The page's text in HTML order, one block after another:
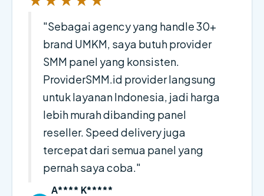
"Sebagai agency yang handle 30+
brand UMKM, saya butuh provider
SMM panel yang konsisten.
ProviderSMM.id provider langsung
untuk layanan Indonesia, jadi harga
lebih murah dibanding panel
reseller. Speed delivery juga
tercepat dari semua panel yang
pernah saya coba."
A**** K*****